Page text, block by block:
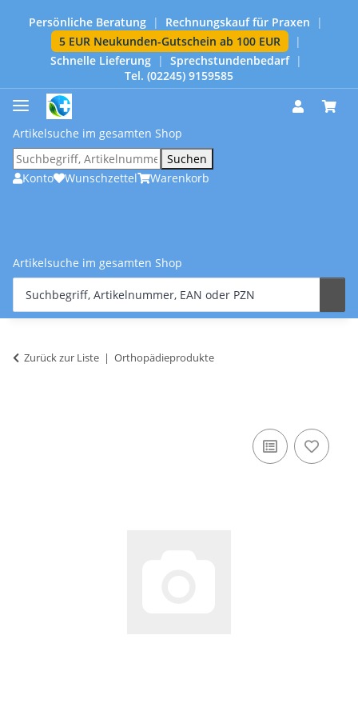
Persönliche Beratung | Rechnungskauf für Praxen
|
5 EUR Neukunden-Gutschein ab 100 EUR
|
Schnelle Lieferung
| Sprechstundenbedarf
|
Tel. (02245) 9159585
Artikelsuche im gesamten Shop
Suchen
Konto
Wunschzettel Warenkorb
Artikelsuche im gesamten Shop
Zurück zur Liste Orthopädieprodukte